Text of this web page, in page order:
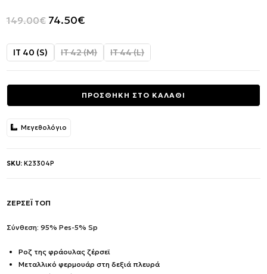
149.00€ Original
was:
74.50€
τιμή
74.50€.
IT 40 (S) IT 42 (M) IT 44 (L)
ΠΡΟΣΘΗΚΗ ΣΤΟ ΚΑΛΑΘΙ
Μεγεθολόγιο
SKU:K23304P
ΖΕΡΣΕΪ ΤΟΠ
Σύνθεση: 95% Pes-5% Sp
Ροζ της φράουλας ζέρσεϊ
Μεταλλικό φερμουάρ στη δεξιά πλευρά